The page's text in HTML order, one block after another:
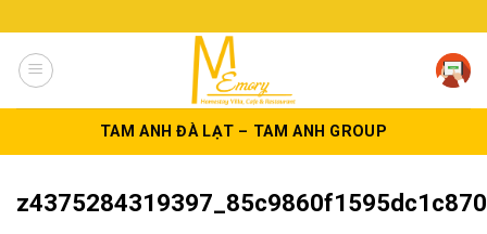
to
content
TAM ANH ĐÀ LẠT – TAM ANH GROUP